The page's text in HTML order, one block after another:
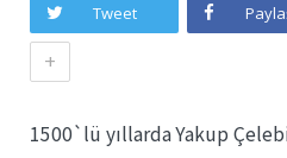
Tweet
+
1500`lü yıllarda Yakup